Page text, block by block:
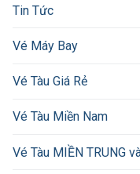
Tin Tức
Vé Máy Bay
Vé Tàu Giá Rẻ
Vé Tàu Miền Nam
Vé Tàu MIỀN TRUNG